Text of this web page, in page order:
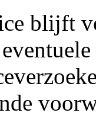
blijft